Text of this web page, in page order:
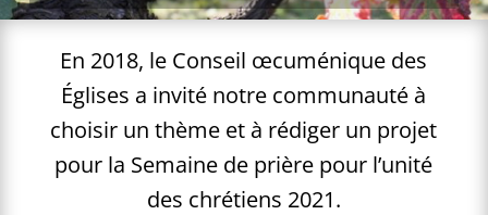
En 2018, le Conseil œcuménique des
Églises a invité notre communauté à
choisir un thème et à rédiger un projet
pour la Semaine de prière pour l’unité
des chrétiens 2021.